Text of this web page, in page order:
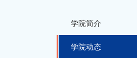
学院简介
学院动态